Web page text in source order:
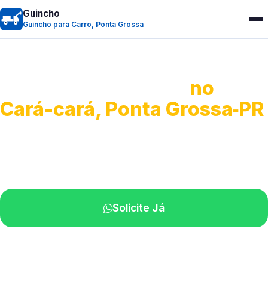
Guincho
Guincho para Carro, Ponta Grossa
no
Cará-cará, Ponta Grossa‑PR
Solicite Já